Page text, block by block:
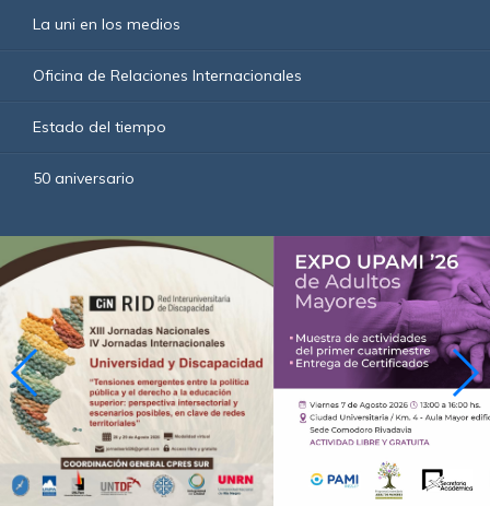
La uni en los medios
Oficina de Relaciones Internacionales
Estado del tiempo
50 aniversario